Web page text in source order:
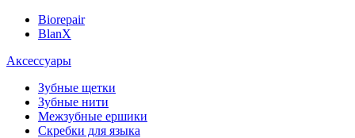
Biorepair
BlanX
Аксессуары
Зубные щетки
Зубные нити
Межзубные ершики
Скребки для языка